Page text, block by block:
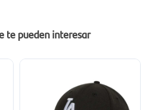
te pueden interesar